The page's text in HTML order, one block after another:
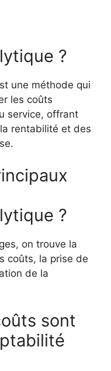
?
une méthode qui
les coûts
service, offrant
rentabilité et des
?
on trouve la
coûts, la prise de
de la
sont